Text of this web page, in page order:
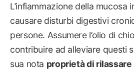
L’infiammazione della mucosa
causare disturbi digestivi
persone. Assumere l’olio di
contribuire ad alleviare questi
sua nota proprietà di